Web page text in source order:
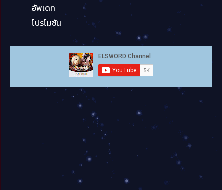
อัพเดท
โปรโมชั่น